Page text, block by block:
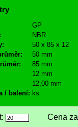
GP
NBR
50 x 85 x 12
50 mm
85 mm
12 mm
12,00 mm
/ balení: ks
Cena za